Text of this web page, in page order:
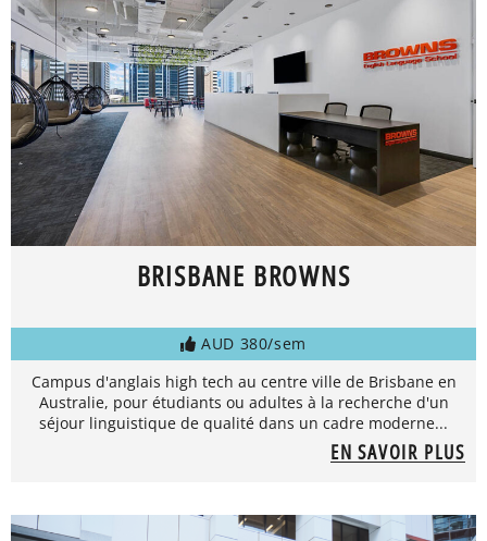
BRISBANE BROWNS
AUD 380/sem
Campus d'anglais high tech au centre ville de Brisbane en
Australie, pour étudiants ou adultes à la recherche d'un
séjour linguistique de qualité dans un cadre moderne...
EN SAVOIR PLUS